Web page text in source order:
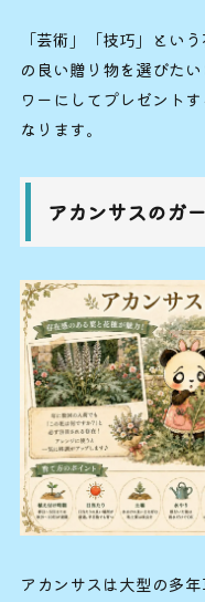
「芸術」「技巧」とい
の良い贈り物を選びた
ワーにしてプレゼント
なります。
アカンサスのガ
アカンサスは大型の多